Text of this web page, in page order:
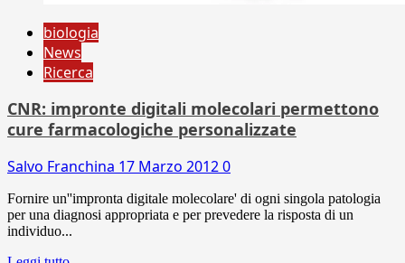
biologia
News
Ricerca
CNR: impronte digitali molecolari permettono
cure farmacologiche personalizzate
Salvo Franchina 17 Marzo 20120
Fornire un''impronta digitale molecolare' di ogni singola patologia
per una diagnosi appropriata e per prevedere la risposta di un
individuo...